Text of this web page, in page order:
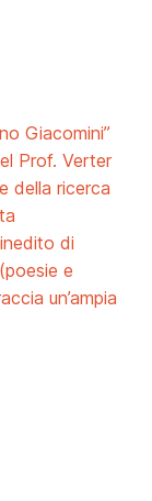
Giacomini”
Prof. Verter
della ricerca
di
e
un’ampia